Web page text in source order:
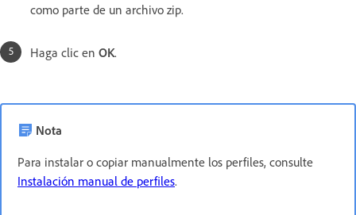
como parte de un archivo zip.
Haga clic en OK.
Nota
Para instalar o copiar manualmente los perfiles, consulte
Instalación manual de perfiles.